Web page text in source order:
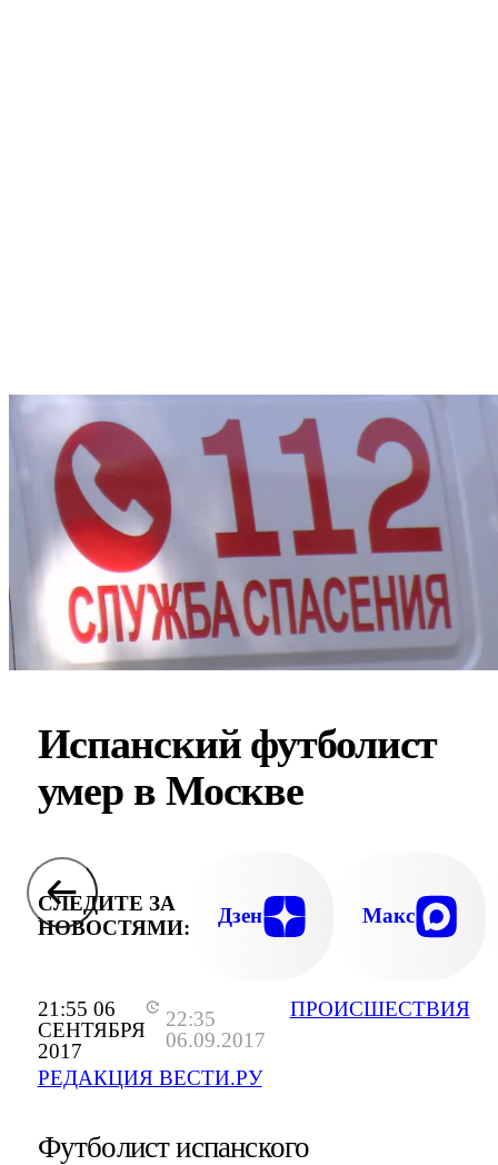
21:55 06
СЕНТЯБРЯ
2017
22:35
06.09.2017
РЕДАКЦИЯ ВЕСТИ.РУ
ПРОИСШЕСТВИЯ
Испанский футболист
умер в Москве
СЛЕДИТЕ ЗА
НОВОСТЯМИ:
Дзен Макс
Футболист испанского